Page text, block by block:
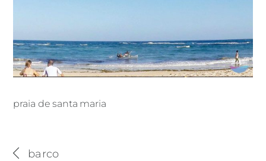
praia de santa maria
barco